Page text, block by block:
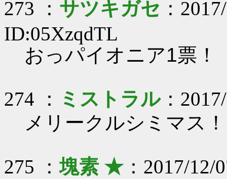
273 ： サツキガセ ：
ID:05XzqdTL
おっパイオニア1票！
274 ： ミストラル：
メリークルシミマス
275 ：塊素 ★：2017/12/